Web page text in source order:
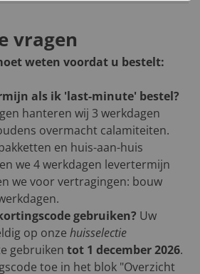
vragen
weten voordat u bestelt:
als ik 'last-minute' bestel?
hanteren wij 3 werkdagen
overmacht calamiteiten.
en huis-aan-huis
we 4 werkdagen levertermijn
we voor vertragingen: bouw
gebruiken? Uw
op onze huisselectie
gebruiken tot 1 december 2026.
toe in het blok "Overzicht